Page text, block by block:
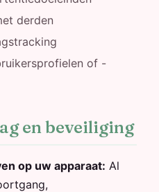
derden
of -
en beveiliging
op uw apparaat: Al